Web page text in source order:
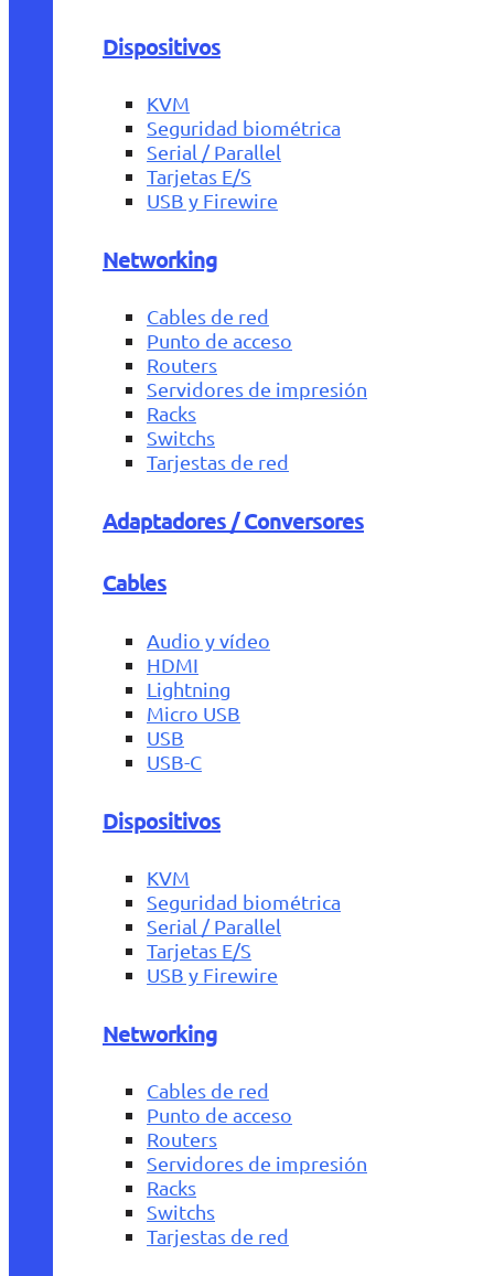
Dispositivos
KVM
Seguridad biométrica
Serial / Parallel
Tarjetas E/S
USB y Firewire
Networking
Cables de red
Punto de acceso
Routers
Servidores de impresión
Racks
Switchs
Tarjestas de red
Adaptadores / Conversores
Cables
Audio y vídeo
HDMI
Lightning
Micro USB
USB
USB-C
Dispositivos
KVM
Seguridad biométrica
Serial / Parallel
Tarjetas E/S
USB y Firewire
Networking
Cables de red
Punto de acceso
Routers
Servidores de impresión
Racks
Switchs
Tarjestas de red